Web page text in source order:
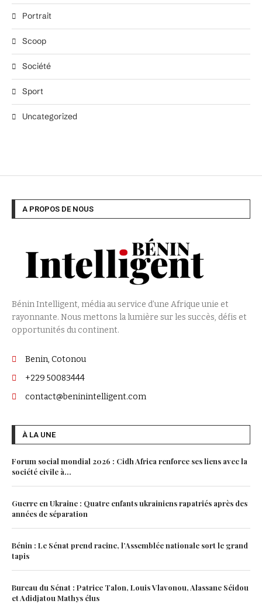
Portrait
Scoop
Société
Sport
Uncategorized
A PROPOS DE NOUS
Bénin Intelligent, média au service d’une Afrique unie et
rayonnante. Nous mettons la lumière sur les succès, défis et
opportunités du continent.
Benin, Cotonou
+229 50083444
contact@beninintelligent.com
À LA UNE
Forum social mondial 2026 : Cidh Africa renforce ses liens avec la
société civile à...
Guerre en Ukraine : Quatre enfants ukrainiens rapatriés après des
années de séparation
Bénin : Le Sénat prend racine, l’Assemblée nationale sort le grand
tapis
Bureau du Sénat : Patrice Talon, Louis Vlavonou, Alassane Séidou
et Adidjatou Mathys élus